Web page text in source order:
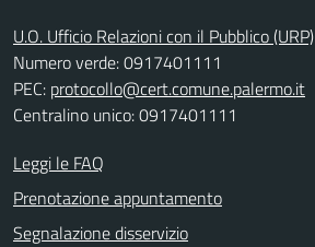
U.O. Ufficio Relazioni con il Pubblico (URP)
Numero verde: 0917401111
PEC: protocollo@cert.comune.palermo.it
Centralino unico: 0917401111
Leggi le FAQ
Prenotazione appuntamento
Segnalazione disservizio